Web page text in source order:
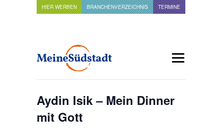
HIER WERBEN BRANCHENVERZEICHNIS TERMINE
Aydin Isik – Mein Dinner
mit Gott